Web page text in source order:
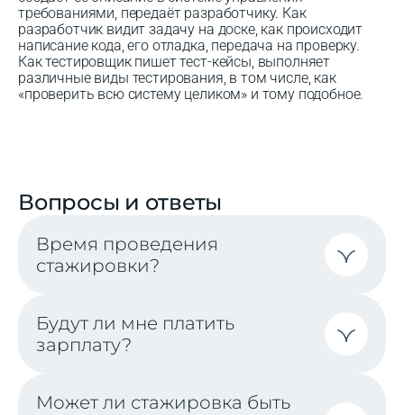
требованиями, передаёт разработчику. Как
разработчик видит задачу на доске, как происходит
написание кода, его отладка, передача на проверку.
Как тестировщик пишет тест-кейсы, выполняет
различные виды тестирования, в том числе, как
«проверить всю систему целиком» и тому подобное.
Вопросы и ответы
Время проведения
стажировки?
Будут ли мне платить
зарплату?
Может ли стажировка быть